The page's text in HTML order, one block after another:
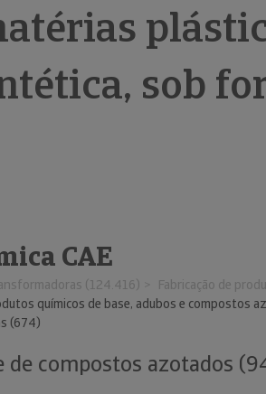
sob
CAE
(124.416)
Fabricação de
químicos de base, adubos e compostos
(674)
de compostos azotados